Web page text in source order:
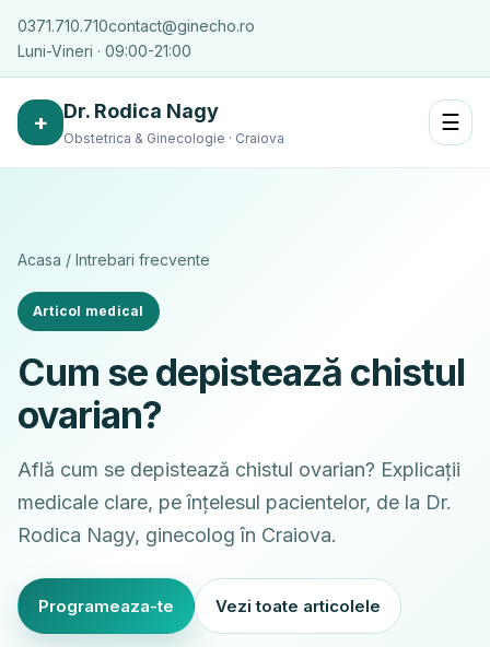
0371.710.710contact@ginecho.ro
Luni-Vineri · 09:00-21:00
+ Dr. Rodica Nagy
Obstetrica & Ginecologie · Craiova
☰
Acasa / Intrebari frecvente
Articol medical
Cum se depistează chistul
ovarian?
Află cum se depistează chistul ovarian? Explicații
medicale clare, pe înțelesul pacientelor, de la Dr.
Rodica Nagy, ginecolog în Craiova.
Programeaza-te Vezi toate articolele